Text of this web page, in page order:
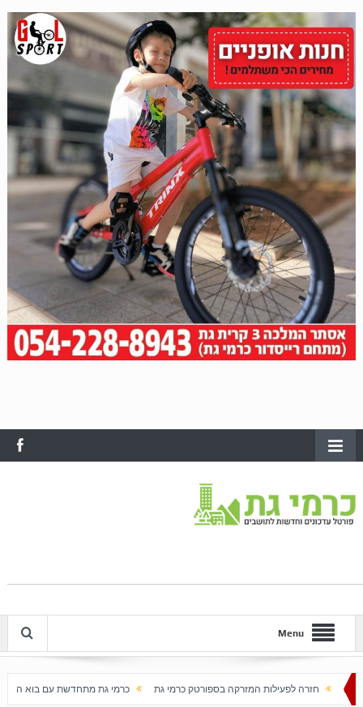
Menu
המזרקה בספורטק כרמי גת כרמי גת מתחדשת עם בוא האביב עלייה חדה במחירי